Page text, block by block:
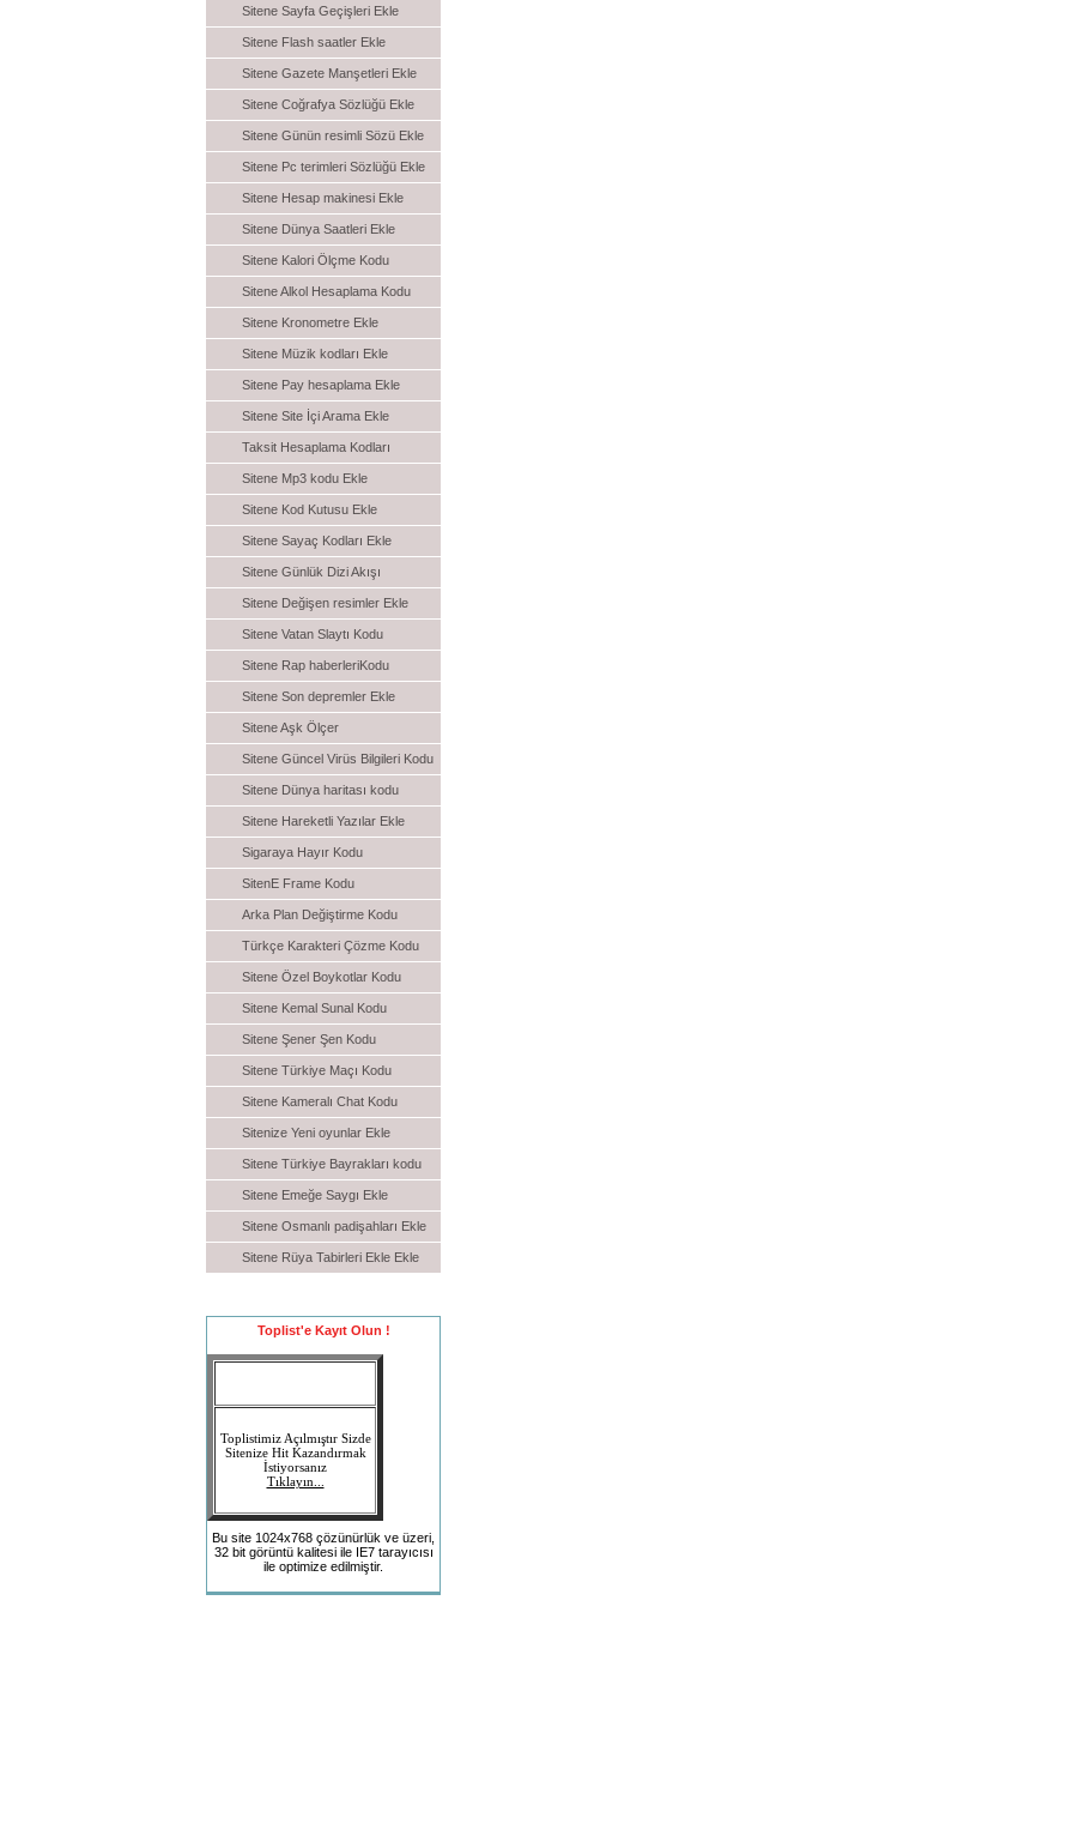
Sitene Sayfa Geçişleri Ekle
Sitene Flash saatler Ekle
Sitene Gazete Manşetleri Ekle
Sitene Coğrafya Sözlüğü Ekle
Sitene Günün resimli Sözü Ekle
Sitene Pc terimleri Sözlüğü Ekle
Sitene Hesap makinesi Ekle
Sitene Dünya Saatleri Ekle
Sitene Kalori Ölçme Kodu
Sitene Alkol Hesaplama Kodu
Sitene Kronometre Ekle
Sitene Müzik kodları Ekle
Sitene Pay hesaplama Ekle
Sitene Site İçi Arama Ekle
Taksit Hesaplama Kodları
Sitene Mp3 kodu Ekle
Sitene Kod Kutusu Ekle
Sitene Sayaç Kodları Ekle
Sitene Günlük Dizi Akışı
Sitene Değişen resimler Ekle
Sitene Vatan Slaytı Kodu
Sitene Rap haberleriKodu
Sitene Son depremler Ekle
Sitene Aşk Ölçer
Sitene Güncel Virüs Bilgileri Kodu
Sitene Dünya haritası kodu
Sitene Hareketli Yazılar Ekle
Sigaraya Hayır Kodu
SitenE Frame Kodu
Arka Plan Değiştirme Kodu
Türkçe Karakteri Çözme Kodu
Sitene Özel Boykotlar Kodu
Sitene Kemal Sunal Kodu
Sitene Şener Şen Kodu
Sitene Türkiye Maçı Kodu
Sitene Kameralı Chat Kodu
Sitenize Yeni oyunlar Ekle
Sitene Türkiye Bayrakları kodu
Sitene Emeğe Saygı Ekle
Sitene Osmanlı padişahları Ekle
Sitene Rüya Tabirleri Ekle Ekle
Toplist'e Kayıt Olun !
Toplistimiz Açılmıştır Sizde
Sitenize Hit Kazandırmak
İstiyorsanız
Tıklayın...
Bu site 1024x768 çözünürlük ve üzeri,
32 bit görüntü kalitesi ile IE7 tarayıcısı
ile optimize edilmiştir.